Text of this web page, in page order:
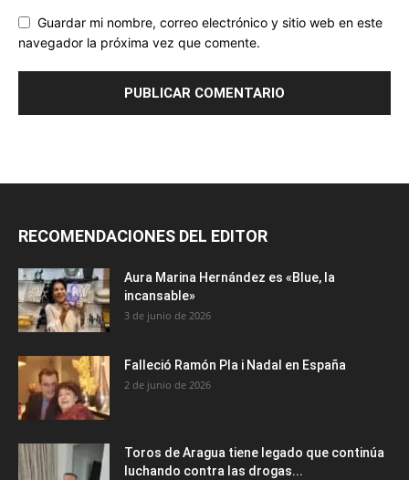
Guardar mi nombre, correo electrónico y sitio web en este
navegador la próxima vez que comente.
RECOMENDACIONES DEL EDITOR
Aura Marina Hernández es «Blue, la
incansable»
3 de junio de 2026
Falleció Ramón Pla i Nadal en España
2 de junio de 2026
Toros de Aragua tiene legado que continúa
luchando contra las drogas...